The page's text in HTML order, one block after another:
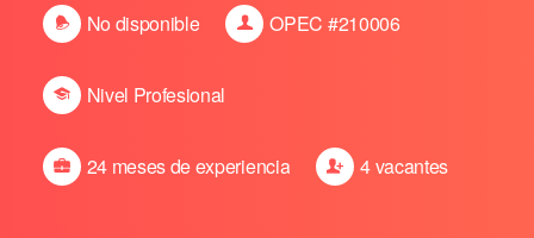
No disponible OPEC #210006
Nivel Profesional
24 meses de experiencia 4 vacantes